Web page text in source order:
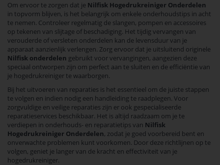
Om ervoor te zorgen dat je Nilfisk Hogedrukreiniger Onderdelen
in topvorm blijven, is het belangrijk om enkele onderhoudstips in acht
te nemen. Controleer regelmatig de slangen, pompen en accessoires
op tekenen van slijtage of beschadiging. Het tijdig vervangen van
verouderde of versleten onderdelen kan de levensduur van je
apparaat aanzienlijk verlengen. Zorg ervoor dat je uitsluitend originele
Nilfisk onderdelen gebruikt voor vervangingen, aangezien deze
speciaal ontworpen zijn om perfect aan te sluiten en de efficiëntie van
je hogedrukreiniger te waarborgen.
Bij het uitvoeren van reparaties is het essentieel om de juiste stappen
te volgen en indien nodig een handleiding te raadplegen. Voor
zorgvuldige en veilige reparaties zijn er ook gespecialiseerde
reparatieservices beschikbaar. Het is altijd raadzaam om je te
verdiepen in onderhouds- en reparatietips van Nilfisk
Hogedrukreiniger Onderdelen, zodat je goed voorbereid bent en
onverwachte problemen kunt voorkomen. Door deze richtlijnen op te
volgen, geniet je langer van de kracht en effectiviteit van je
hogedrukreiniger.